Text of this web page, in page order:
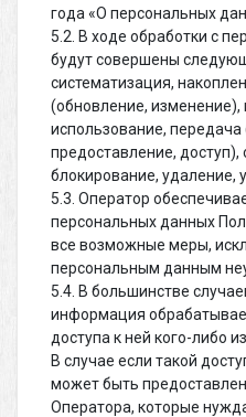
года «О персональных
5.2. В ходе обработки с
будут совершены
систематизация,
(обновление, изменение),
использование, передача
предоставление, доступ),
блокирование, удаление,
5.3. Оператор
персональных данных
все возможные меры,
персональным данным
5.4. В большинстве
информация
доступа к ней кого-либо
В случае если такой
может быть
Оператора, которые